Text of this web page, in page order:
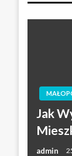
Jak
admin